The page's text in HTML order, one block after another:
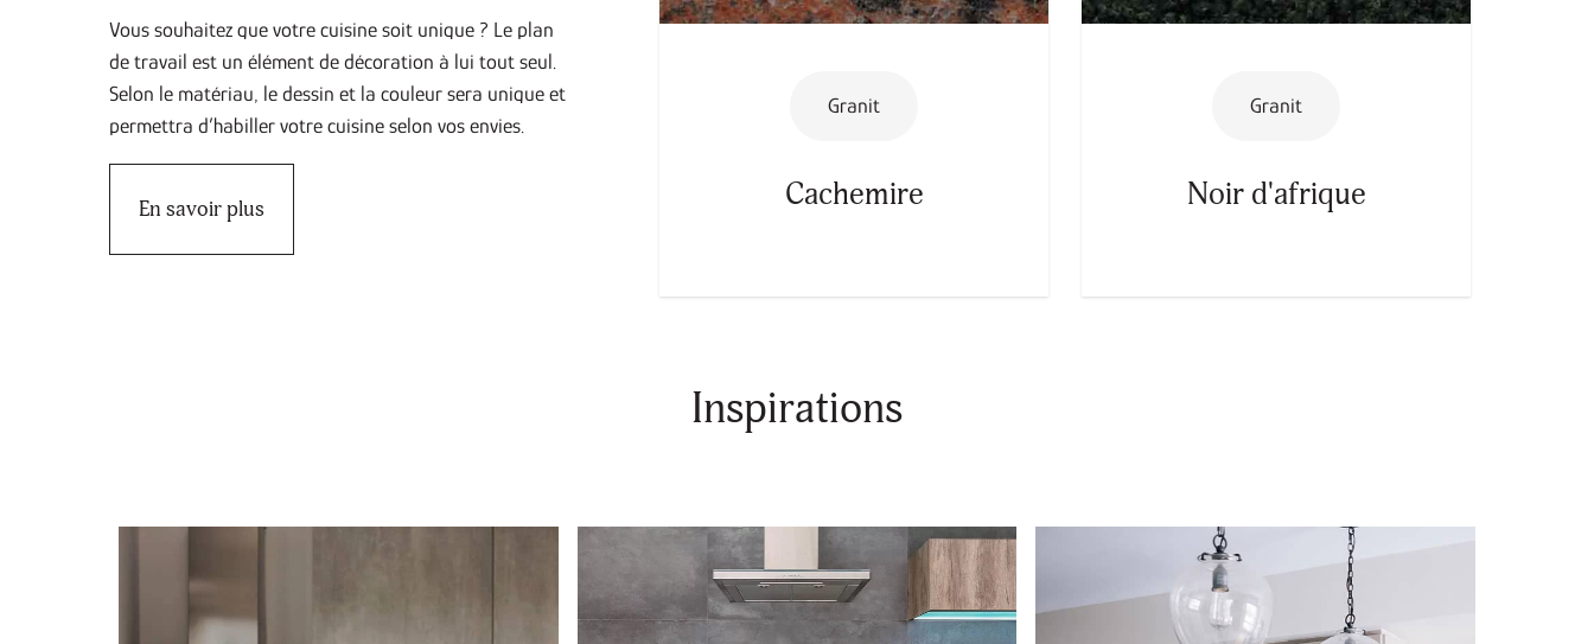
Vous souhaitez que votre cuisine soit unique ? Le plan
de travail est un élément de décoration à lui tout seul.
Selon le matériau, le dessin et la couleur sera unique et
permettra d’habiller votre cuisine selon vos envies.
En savoir plus
Granit Granit
Cachemire
Granit
Noir d'afrique
Inspirations